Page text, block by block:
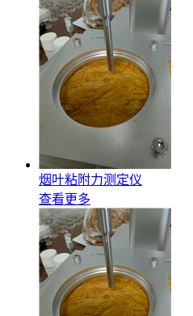
烟叶粘附力测定仪
查看更多